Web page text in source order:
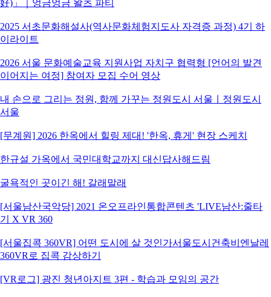
好)」｜엉금엉금 왈츠 파티
2025 서초문화해설사(역사문화체험지도사 자격증 과정) 4기 하
이라이트
2026 서울 문화예술교육 지원사업 자치구 협력형 [언어의 발견
이어지는 여정] 참여자 모집 수어 영상
내 손으로 그리는 정원, 함께 가꾸는 정원도시 서울ㅣ정원도시
서울
[무계원] 2026 한옥에서 힐링 제대! '한옥, 휴게' 현장 스케치
한규설 가옥에서 국민대학교까지 대신답사해드림
굴욕적인 곳이긴 해! 갈래말래
[서울남산국악당] 2021 온오프라인통합콘텐츠 'LIVE남산:줄타
기 X VR 360
[서울집콕 360VR] 어떤 도시에 살 것인가서울도시건축비엔날레
360VR로 집콕 감상하기
[VR로그] 광진 청년아지트 3편 - 학습과 모임의 공간